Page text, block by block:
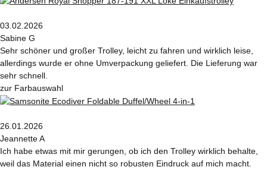
03.02.2026
Sabine G
Sehr schöner und großer Trolley, leicht zu fahren und wirklich leise,
allerdings wurde er ohne Umverpackung geliefert. Die Lieferung war
sehr schnell.
zur Farbauswahl
26.01.2026
Jeannette A
Ich habe etwas mit mir gerungen, ob ich den Trolley wirklich behalte,
weil das Material einen nicht so robusten Eindruck auf mich macht.